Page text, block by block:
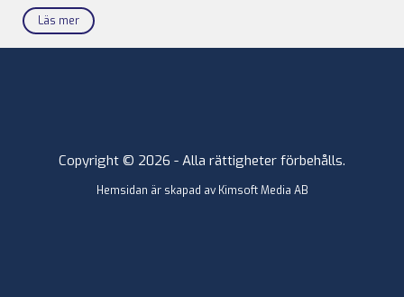
Läs mer
Copyright © 2026 - Alla rättigheter förbehålls.
Hemsidan är skapad av Kimsoft Media AB